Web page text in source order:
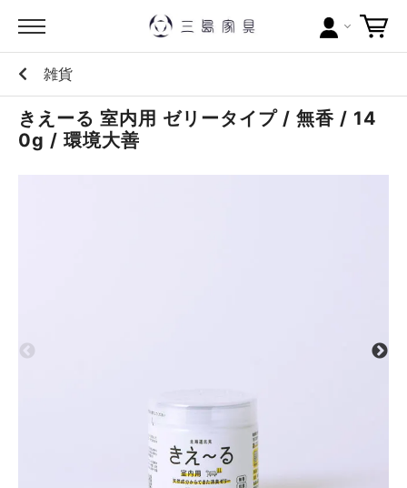
カテゴリー
ブランドから探す
雑貨
きえーる 室内用 ゼリータイプ / 無香 / 14
0g / 環境大善